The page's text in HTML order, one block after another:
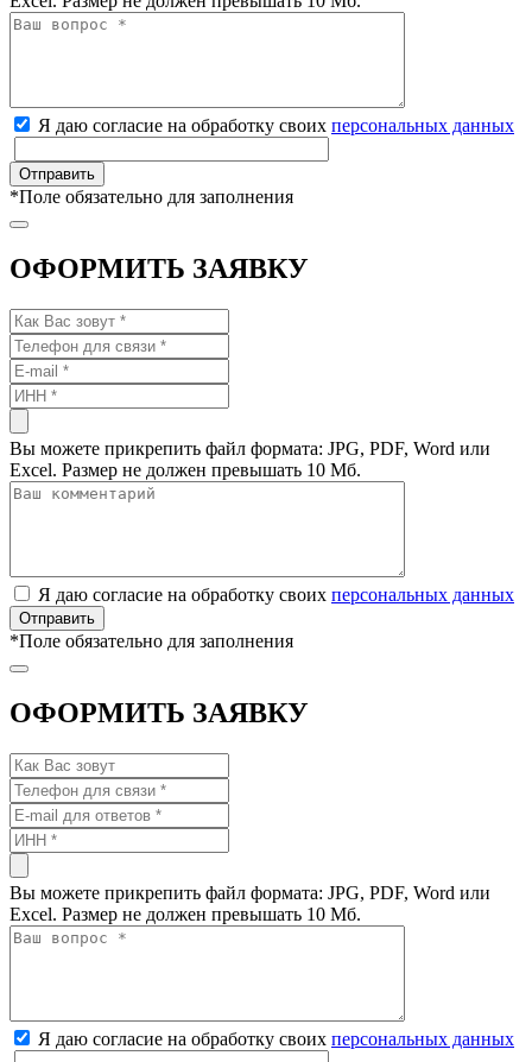
Я даю согласие на обработку своих персональных данных
*Поле обязательно для заполнения
ОФОРМИТЬ ЗАЯВКУ
Вы можете прикрепить файл формата: JPG, PDF, Word или
Excel. Размер не должен превышать 10 Мб.
Я даю согласие на обработку своих персональных данных
*Поле обязательно для заполнения
ОФОРМИТЬ ЗАЯВКУ
Вы можете прикрепить файл формата: JPG, PDF, Word или
Excel. Размер не должен превышать 10 Мб.
Я даю согласие на обработку своих персональных данных